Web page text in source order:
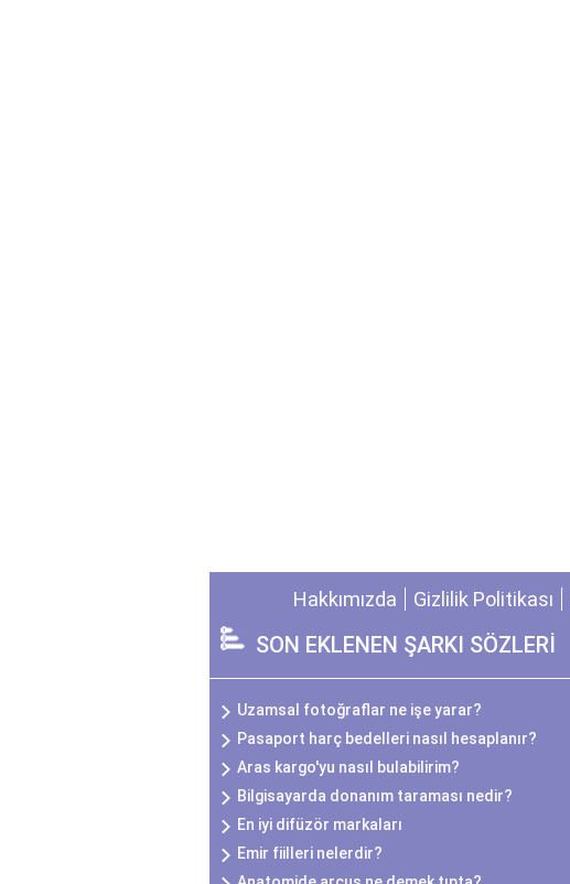
Hakkımızda Gizlilik Politikası
SON EKLENEN ŞARKI SÖZLERİ
Uzamsal fotoğraflar ne işe yarar?
Pasaport harç bedelleri nasıl hesaplanır?
Aras kargo'yu nasıl bulabilirim?
Bilgisayarda donanım taraması nedir?
En iyi difüzör markaları
Emir fiilleri nelerdir?